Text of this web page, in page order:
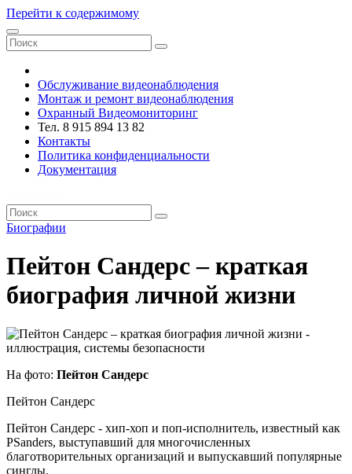
Перейти к содержимому
Обслуживание видеонаблюдения
Монтаж и ремонт видеонаблюдения
Охранный Видеомониторинг
Тел. 8 915 894 13 82
Контакты
Политика конфиденциальности
Документация
Биографии
Пейтон Сандерс – краткая
биография личной жизни
На фото: Пейтон Сандерс
Пейтон Сандерс
Пейтон Сандерс - хип-хоп и поп-исполнитель, известный как
PSanders, выступавший для многочисленных
благотворительных организаций и выпускавший популярные
синглы.